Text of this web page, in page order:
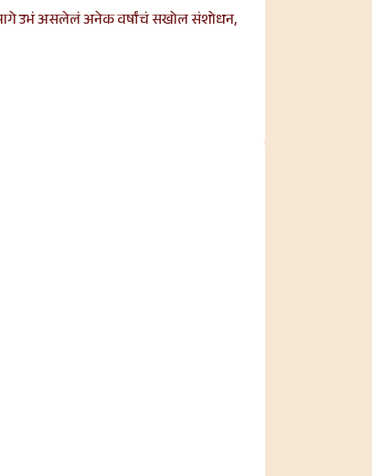
उभं असलेलं अनेक वर्षांचं सखोल संशोधन,